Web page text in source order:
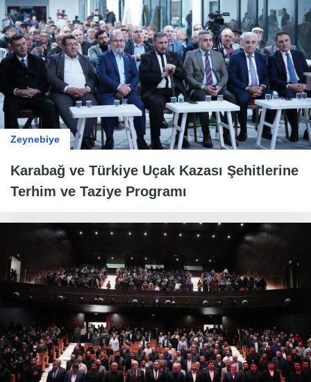
Zeynebiye
Karabağ ve Türkiye Uçak Kazası Şehitlerine
Terhim ve Taziye Programı